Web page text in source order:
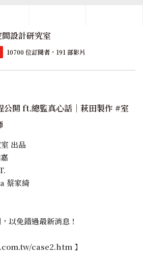
設計研究室
10700 位訂閱者，191 部影片
公開 ft.總監真心話｜萩田製作 #室
出品
蔡家綺
以免錯過最新消息！
case2.htm 】